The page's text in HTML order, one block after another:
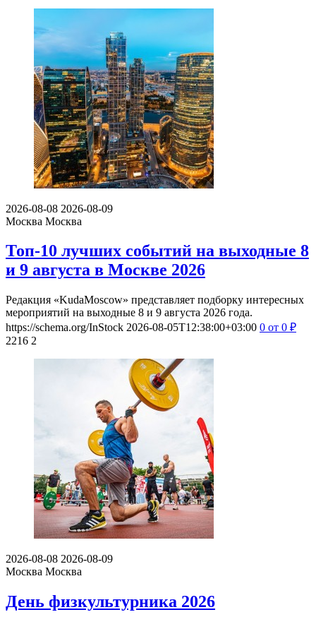
2026-08-08 2026-08-09
Москва Москва
Топ-10 лучших событий на выходные 8
и 9 августа в Москве 2026
Редакция «KudaMoscow» представляет подборку интересных
мероприятий на выходные 8 и 9 августа 2026 года.
https://schema.org/InStock 2026-08-05T12:38:00+03:00 0 от 0 ₽
2216 2
2026-08-08 2026-08-09
Москва Москва
День физкультурника 2026